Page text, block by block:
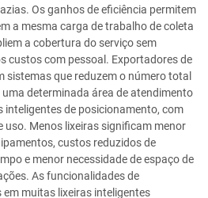
Os ganhos de eficiência permitem
a mesma carga de trabalho de coleta
a cobertura do serviço sem
custos com pessoal. Exportadores de
sistemas que reduzem o número total
determinada área de atendimento
inteligentes de posicionamento, com
uso. Menos lixeiras significam menor
custos reduzidos de
e menor necessidade de espaço de
As funcionalidades de
muitas lixeiras inteligentes